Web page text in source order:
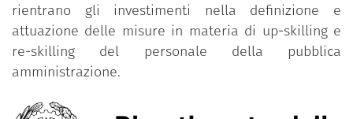
rientrano gli investimenti nella definizione e
attuazione delle misure in materia di up-skilling e
re-skilling del personale della pubblica
amministrazione.